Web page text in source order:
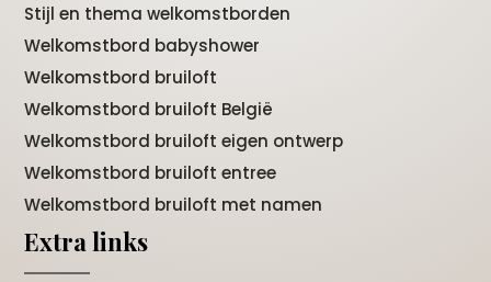
Stijl en thema welkomstborden
Welkomstbord babyshower
Welkomstbord bruiloft
Welkomstbord bruiloft België
Welkomstbord bruiloft eigen ontwerp
Welkomstbord bruiloft entree
Welkomstbord bruiloft met namen
Extra links